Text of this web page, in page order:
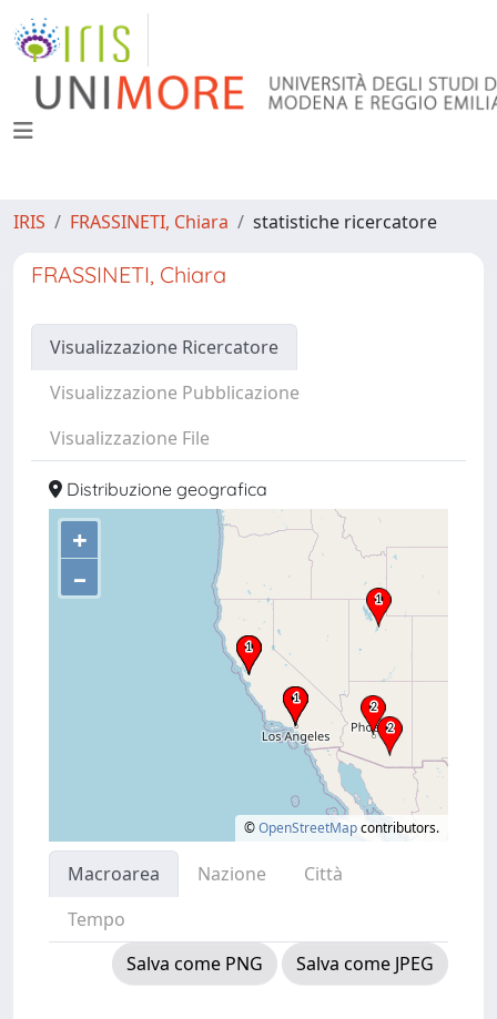
IRIS FRASSINETI, Chiara statistiche ricercatore
FRASSINETI, Chiara
Visualizzazione Ricercatore
Visualizzazione Pubblicazione
Visualizzazione File
Distribuzione geografica
+
–
©OpenStreetMapcontributors.
Macroarea Nazione
Città
Tempo
Salva come PNG
Salva come JPEG